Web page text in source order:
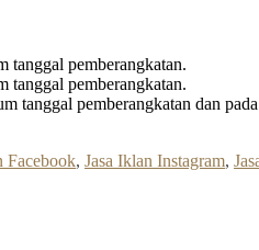
tanggal pemberangkatan.
tanggal pemberangkatan.
tanggal pemberangkatan dan
Facebook, Jasa Iklan Instagram,